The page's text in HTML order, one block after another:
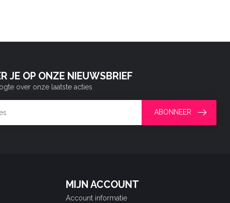
JE OP ONZE NIEUWSBRIEF
over onze laatste acties
ABONNEER
MIJN ACCOUNT
Account informatie